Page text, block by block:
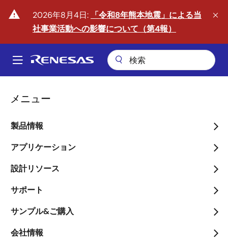
コ
ン
warning 2026年8月4日:
「令和8年熊本地震」による当
社事業活動への影響について（第4報）
Main
メニュー
製品情報
アプリケーション
設計リソース
サポート
サンプル&ご購入
会社情報
フィジカルAIの時代へ
詳しくはこちら
人と社会を支
AIと現実pause